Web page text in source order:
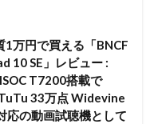
1万円で買える「BNCF
10 SE」レビュー :
T7200搭載で
33万点 Widevine
応の動画試聴機として